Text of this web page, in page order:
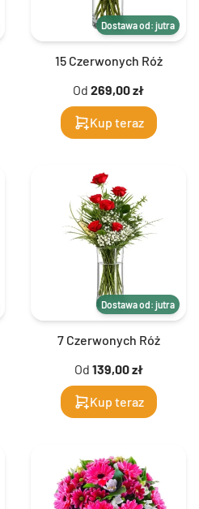
Dostawa od: jutra
15 Czerwonych Róż
Od 269,00 zł
Kup teraz
Dostawa od: jutra
7 Czerwonych Róż
Od 139,00 zł
Kup teraz